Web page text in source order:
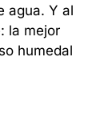
agua. Y al
la mejor
humedal